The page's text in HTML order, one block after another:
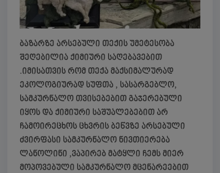
ბაზარზე არსებული თექის უმეტესობა
შეღებილია ქიმიური საღებავებით
.იმისათვის რომ თექა მაქსიმალურად
ეკოლოგიურად სუფთა , სასარგებლო,
სამკურნალო თვისებებით გაჯერებული
იყოს და ქიმიური საშუალებებით არ
ჩამოირეცხოს ცხვრის ბეწვზე არსებული
ძვირფასი სამკურნალო ნივთიერება
ლანოლინი ,ვაპირებ მატყლი ჩემს მიერ
მოპოვებული სამკურნალო მცენარეებით